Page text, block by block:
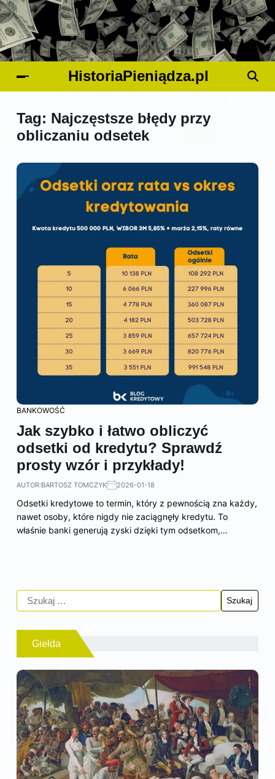
HistoriaPieniądza.pl
Tag: Najczęstsze błędy przy
obliczaniu odsetek
BANKOWOŚĆ
Jak szybko i łatwo obliczyć
odsetki od kredytu? Sprawdź
prosty wzór i przykłady!
AUTOR:BARTOSZ TOMCZYK 2026-01-18
Odsetki kredytowe to termin, który z pewnością zna każdy,
nawet osoby, które nigdy nie zaciągnęły kredytu. To
właśnie banki generują zyski dzięki tym odsetkom,…
Giełda